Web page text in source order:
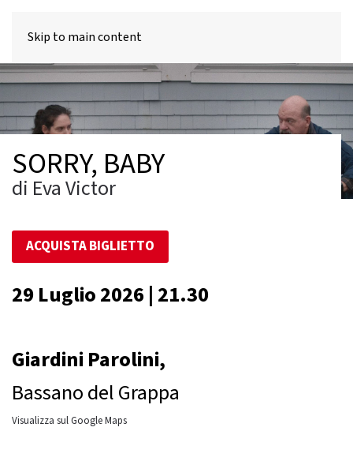
Skip to main content
SORRY, BABY
di Eva Victor
ACQUISTA BIGLIETTO
29 Luglio 2026 | 21.30
Giardini Parolini,
Bassano del Grappa
Visualizza sul Google Maps